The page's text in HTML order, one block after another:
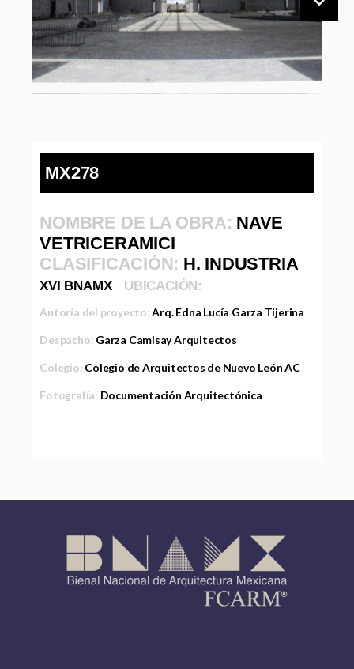
MX278
NOMBRE DE LA OBRA: NAVE
VETRICERAMICI
CLASIFICACIÓN: H. INDUSTRIA
XVI BNAMX UBICACIÓN:
Autoría del proyecto:Arq. Edna Lucía Garza Tijerina
Despacho: Garza Camisay Arquitectos
Colegio: Colegio de Arquitectos de Nuevo León AC
Fotografía: Documentación Arquitectónica